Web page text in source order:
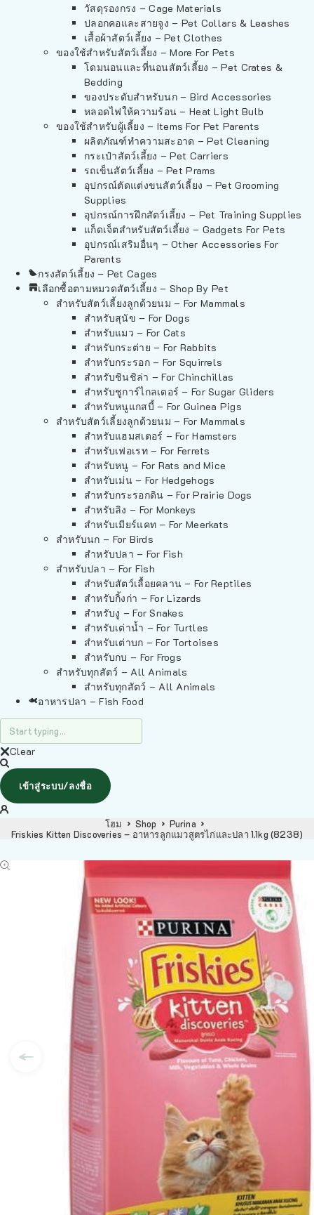
วัสดุรองกรง – Cage Materials
ปลอกคอและสายจูง – Pet Collars & Leashes
เสื้อผ้าสัตว์เลี้ยง – Pet Clothes
ของใช้สำหรับสัตว์เลี้ยง – More For Pets
โดมนอนและที่นอนสัตว์เลี้ยง – Pet Crates &
Bedding
ของประดับสำหรับนก – Bird Accessories
หลอดไฟให้ความร้อน – Heat Light Bulb
ของใช้สำหรับผู้เลี้ยง – Items For Pet Parents
ผลิตภัณฑ์ทำความสะอาด – Pet Cleaning
กระเป๋าสัตว์เลี้ยง – Pet Carriers
รถเข็นสัตว์เลี้ยง – Pet Prams
อุปกรณ์ตัดแต่งขนสัตว์เลี้ยง – Pet Grooming
Supplies
อุปกรณ์การฝึกสัตว์เลี้ยง – Pet Training Supplies
แก็ดเจ็ตสำหรับสัตว์เลี้ยง – Gadgets For Pets
อุปกรณ์เสริมอื่นๆ – Other Accessories For
Parents
กรงสัตว์เลี้ยง – Pet Cages
เลือกซื้อตามหมวดสัตว์เลี้ยง – Shop By Pet
สำหรับสัตว์เลี้ยงลูกด้วยนม – For Mammals
สำหรับสุนัข – For Dogs
สำหรับแมว – For Cats
สำหรับกระต่าย – For Rabbits
สำหรับกระรอก – For Squirrels
สำหรับชินชิล่า – For Chinchillas
สำหรับชูการ์ไกลเดอร์ – For Sugar Gliders
สำหรับหนูแกสบี้ – For Guinea Pigs
สำหรับสัตว์เลี้ยงลูกด้วยนม – For Mammals
สำหรับแฮมสเตอร์ – For Hamsters
สำหรับเฟอเรท – For Ferrets
สำหรับหนู – For Rats and Mice
สำหรับเม่น – For Hedgehogs
สำหรับกระรอกดิน – For Prairie Dogs
สำหรับลิง – For Monkeys
สำหรับเมียร์แคท – For Meerkats
สำหรับนก – For Birds
สำหรับปลา – For Fish
สำหรับปลา – For Fish
สำหรับสัตว์เลื้อยคลาน – For Reptiles
สำหรับกิ้งก่า – For Lizards
สำหรับงู – For Snakes
สำหรับเต่าน้ำ – For Turtles
สำหรับเต่าบก – For Tortoises
สำหรับกบ – For Frogs
สำหรับทุกสัตว์ – All Animals
สำหรับทุกสัตว์ – All Animals
อาหารปลา – Fish Food
Clear
เข้าสู่ระบบ/ลงชื่อ
โฮม Shop
Purina
Friskies Kitten Discoveries – อาหารลูกแมวสูตรไก่และปลา 1.1kg (8238)